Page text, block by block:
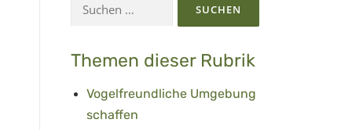
nach:
Themen dieser Rubrik
Vogelfreundliche Umgebung
schaffen